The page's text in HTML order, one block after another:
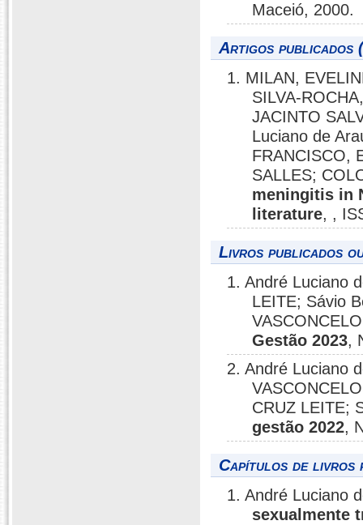
Maceió, 2000.
Artigos publicados
1. MILAN,
SILVA-
JACINTO
Luciano de
FRANCISCO,
SALLES;
meningitis in
literature, ,
Livros publicados
1. André Luciano
LEITE; Sávio
Gestão 2023,
2. André Luciano
CRUZ LEITE;
gestão 2022,
Capítulos de livros
1. André Luciano
sexualmente